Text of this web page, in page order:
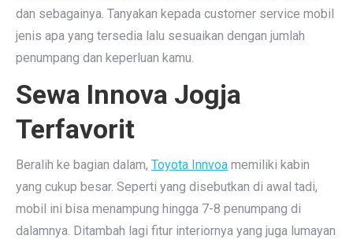
dan sebagainya. Tanyakan kepada customer service mobil
jenis apa yang tersedia lalu sesuaikan dengan jumlah
penumpang dan keperluan kamu.
Sewa Innova Jogja
Terfavorit
Beralih ke bagian dalam, Toyota Innvoa memiliki kabin
yang cukup besar. Seperti yang disebutkan di awal tadi,
mobil ini bisa menampung hingga 7-8 penumpang di
dalamnya. Ditambah lagi fitur interiornya yang juga lumayan